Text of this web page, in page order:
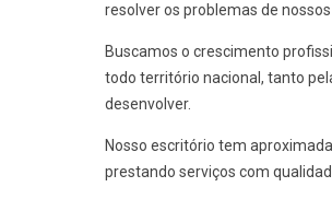
resolver os problemas de
Buscamos o crescimento
todo território nacional, tanto
desenvolver.
Nosso escritório tem
prestando serviços com